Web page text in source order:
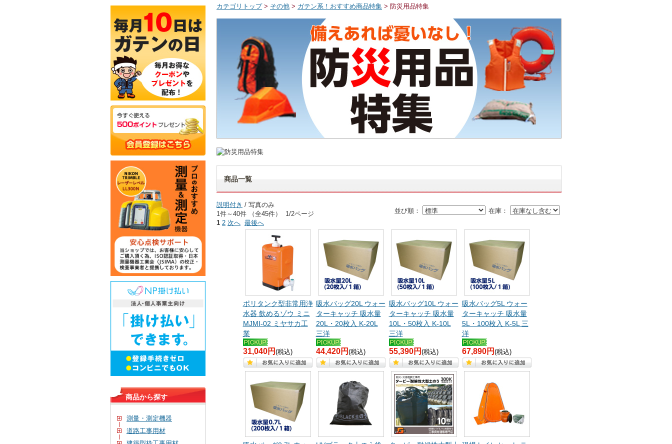
商品から探す
測量・測定機器
道路工事用材
カテゴリトップ> その他 > ガテン系！おすすめ商品特集 > 防災用品特集
商品一覧
在庫：
並び順：
説明付き / 写真のみ
1件～40件 （全45件） 1/2ページ
1 2 次へ 最後へ
ポリタンク型非常用浄
水器 飲めるゾウ ミニ
MJMI-02 ミヤサカ工
業
31,040円 (税込)
吸水バッグ20L ウォー
ターキャッチ 吸水量
20L・20枚入 K-20L
三洋
44,420円 (税込)
吸水バッグ10L ウォー
ターキャッチ 吸水量
10L・50枚入 K-10L
三洋
55,390円 (税込)
吸水バッグ5L ウォー
ターキャッチ 吸水量
5L・100枚入 K-5L 三
洋
67,890円 (税込)